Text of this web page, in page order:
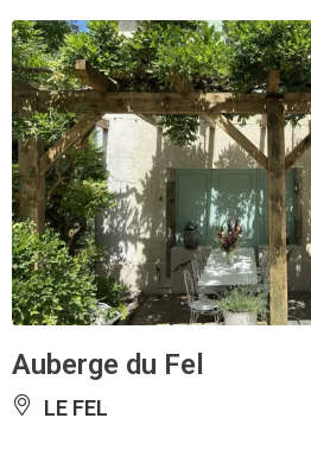
Auberge du Fel
LE FEL